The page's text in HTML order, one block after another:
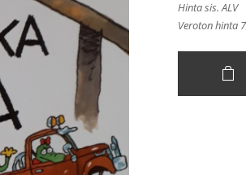
Hinta sis. ALV
Veroton hinta